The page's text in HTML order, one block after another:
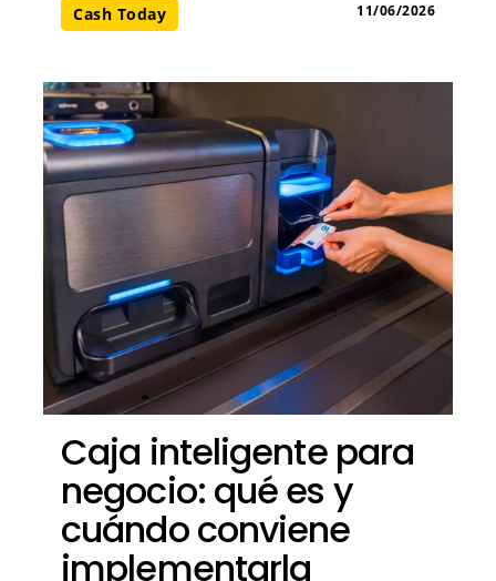
Cash Today 11/06/2026
Caja inteligente para
negocio: qué es y
cuándo conviene
implementarla